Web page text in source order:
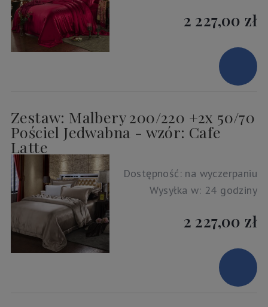
2 227,00 zł
Zestaw: Malbery 200/220 +2x 50/70
Pościel Jedwabna - wzór: Cafe
Latte
Dostępność: na wyczerpaniu
Wysyłka w: 24 godziny
2 227,00 zł